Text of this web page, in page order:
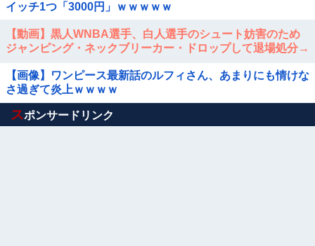
イッチ1つ「3000円」ｗｗｗｗｗ
【動画】黒人WNBA選手、白人選手のシュート妨害のため
ジャンピング・ネックブリーカー・ドロップして退場処分→
【画像】ワンピース最新話のルフィさん、あまりにも情けな
さ過ぎて炎上ｗｗｗｗ
Powered by livedoor 相互RSS
スポンサードリンク